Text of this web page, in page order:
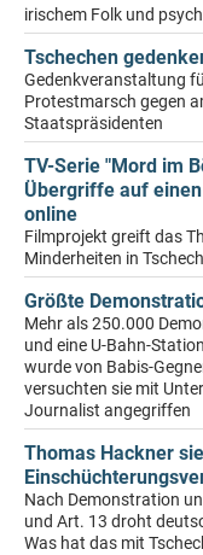
irischem Folk und
Tschechen
Gedenkveranstaltung
Protestmarsch gegen
Staatspräsidenten
TV-Serie "Mord im
Übergriffe auf
online
Filmprojekt greift das
Minderheiten in
Größte
Mehr als 250.000
und eine U-Bahn-
wurde von Babis-
versuchten sie mit
Journalist angegriffen
Thomas Hackner
Nach Demonstration
und Art. 13 droht
Was hat das mit